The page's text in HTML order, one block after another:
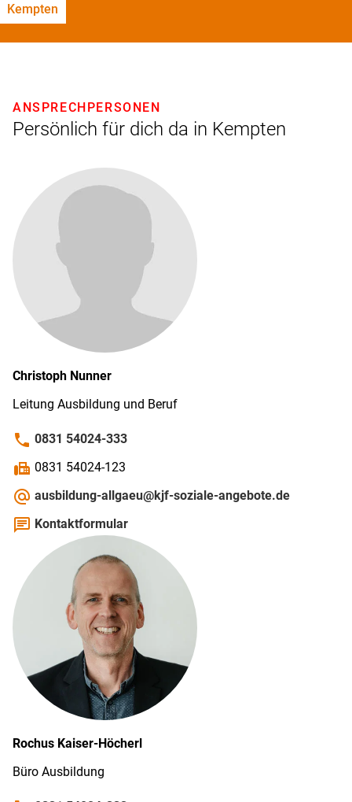
Kempten
Persönlich für dich da in Kempten
ANSPRECHPERSONEN
Christoph Nunner
Leitung Ausbildung und Beruf
phone 0831 54024-333
fax 0831 54024-123
alternate_email ausbildung-allgaeu@kjf-soziale-angebote.de
chat Kontaktformular
Rochus Kaiser-Höcherl
Büro Ausbildung